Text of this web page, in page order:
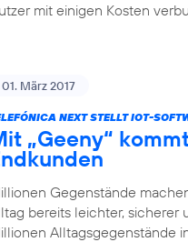
mit einigen Kosten
01. März 2017
NEXT STELLT IOT-
„Geeny“
Gegenstände
bereits leichter, sicherer
Alltagsgegenstände